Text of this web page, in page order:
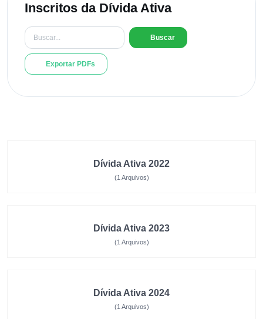
Inscritos da Dívida Ativa
Buscar
Exportar PDFs
Dívida Ativa 2022
(1 Arquivos)
Dívida Ativa 2023
(1 Arquivos)
Dívida Ativa 2024
(1 Arquivos)